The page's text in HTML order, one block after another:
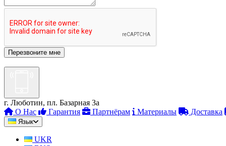
г. Люботин, пл. Базарная 3а
О Нас
Гарантия Партнёрам Материалы Доставка
Язык
UKR